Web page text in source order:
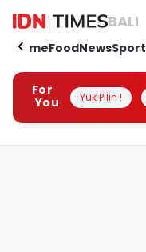
BALI
HomeFoodNewsSport
For
You
Yuk Pilih !